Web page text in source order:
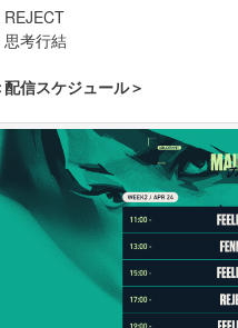
REJECT
思考行結
配信スケジュール＞